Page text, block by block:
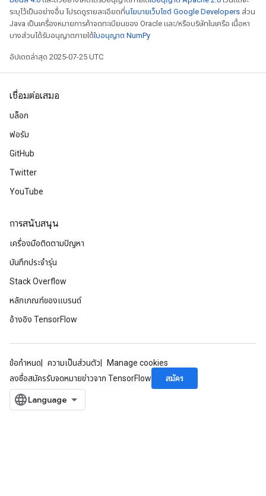
ระบุไว้เป็นอย่างอื่น โปรดดูรายละเอียดที่นโยบายเว็บไซต์ Google Developers ส่วน
Java เป็นเครื่องหมายการค้าจดทะเบียนของ Oracle และ/หรือบริษัทในเครือ เนื้อหา
บางส่วนได้รับอนุญาตภายใต้ใบอนุญาต NumPy
อัปเดตล่าสุด 2025-07-25 UTC
เชื่อมต่อเสมอ
บล็อก
ฟอรัม
GitHub
Twitter
YouTube
การสนับสนุน
เครื่องมือติดตามปัญหา
บันทึกประจำรุ่น
Stack Overflow
หลักเกณฑ์ของแบรนด์
อ้างอิง TensorFlow
ข้อกำหนด ความเป็นส่วนตัว
Manage cookies
ลงชื่อสมัครรับจดหมายข่าวจาก TensorFlow
สมัคร